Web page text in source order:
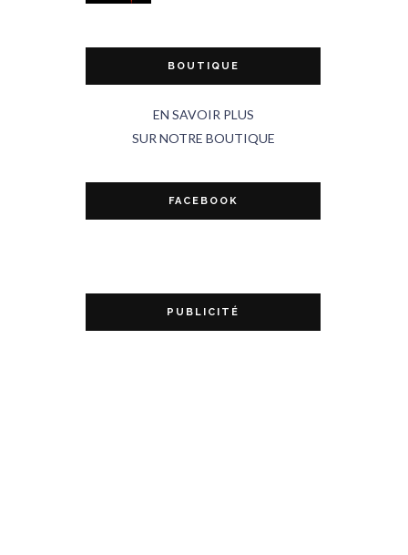
BOUTIQUE
EN SAVOIR PLUS
SUR NOTRE BOUTIQUE
FACEBOOK
PUBLICITÉ